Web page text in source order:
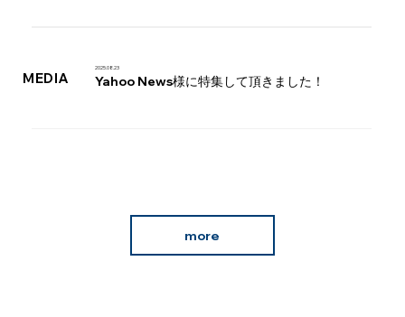
more
MEDIA
2025.08.23
Yahoo News様に特集して頂きました！